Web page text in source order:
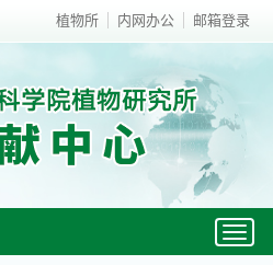
植物所 内网办公 邮箱登录